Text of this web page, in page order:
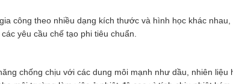
công theo nhiều dạng kích thước và hình học khác
yêu cầu chế tạo phi tiêu chuẩn.
chống chịu với các dung môi mạnh như dầu, nhiên liệu